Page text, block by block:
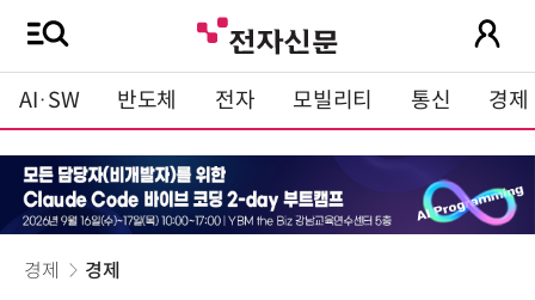
AI·SW 반도체 전자 모빌리티 통신 경제
경제 경제